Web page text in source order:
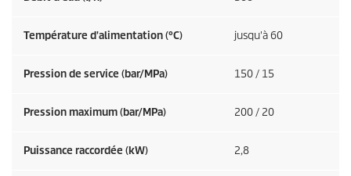
Température d'alimentation (°C) jusqu'à 60
Pression de service (bar/MPa) 150 / 15
Pression maximum (bar/MPa) 200 / 20
Puissance raccordée (kW) 2,8